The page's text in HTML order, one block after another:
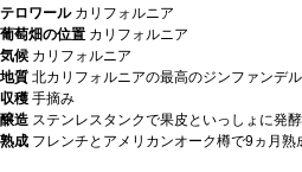
テロワール カリフォルニア
葡萄畑の位置 カリフォルニア
気候 カリフォルニア
地質 北カリフォルニアの最高のジンファンデ
収穫 手摘み
醸造 ステンレスタンクで果皮といっしょに発酵
熟成 フレンチとアメリカンオーク樽で9ヵ月熟